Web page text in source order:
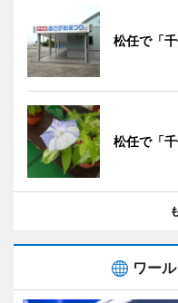
松任で「
松任で「
ワー